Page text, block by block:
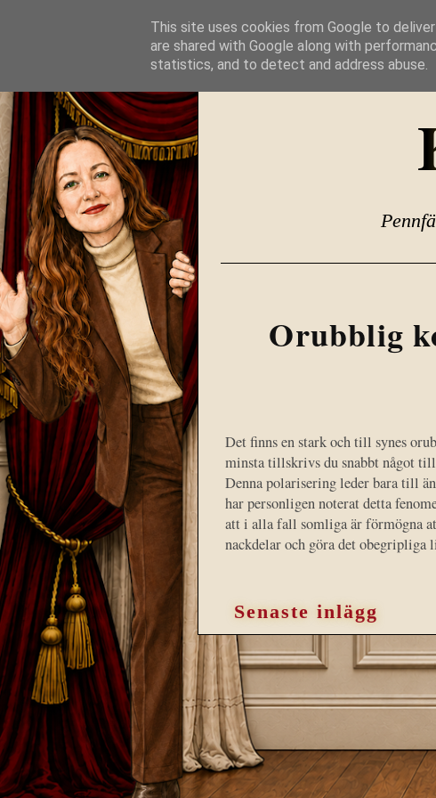
Orubblig
Det finns en stark och till synes
minsta tillskrivs du snabbt något
Denna polarisering leder bara till
har personligen noterat detta
att i alla fall somliga är förmögna
nackdelar och göra det
Senaste inlägg
This site uses cookies from Google to
are shared with Google along with
statistics, and to detect and address abuse.